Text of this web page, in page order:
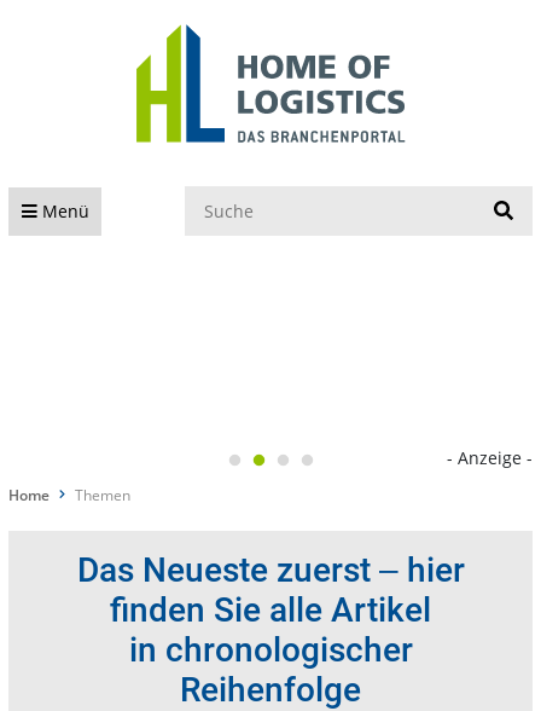
Menü
- Anzeige -
Home Themen
Das Neueste zuerst ‒ hier
finden Sie alle Artikel
in chronologischer
Reihenfolge